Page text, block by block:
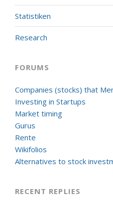
Statistiken
Research
FORUMS
Companies (stocks) that
Investing in Startups
Market timing
Gurus
Rente
Wikifolios
Alternatives to stock
RECENT REPLIES